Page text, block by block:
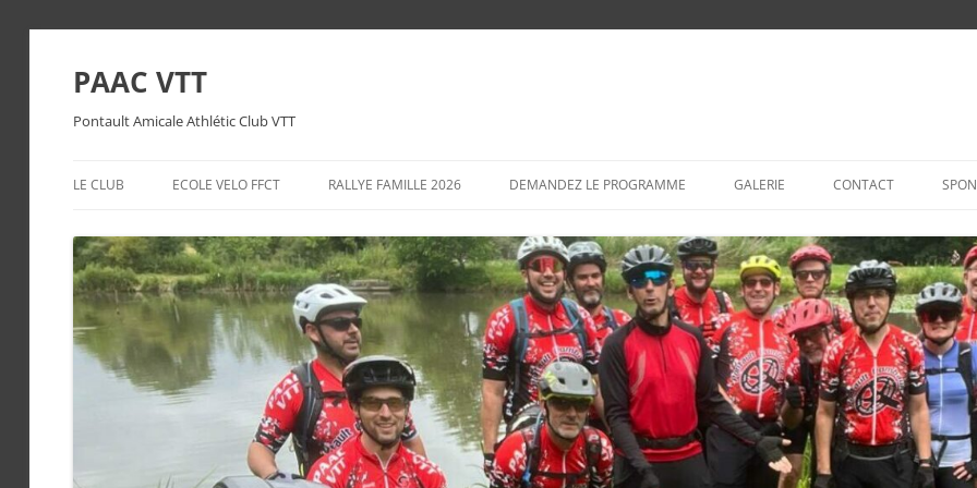
PAAC VTT
Pontault Amicale Athlétic Club VTT
au
LE CLUB ECOLE VELO FFCT RALLYE FAMILLE 2026 DEMANDEZ LE PROGRAMME GALERIE CONTACT